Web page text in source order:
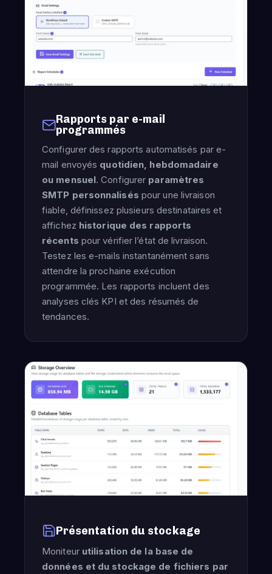
Rapports par e-mail
programmés
Configurer des rapports automatisés par e-
mail envoyés quotidien, hebdomadaire
ou mensuel. Configurer paramètres
SMTP personnalisés pour une livraison
fiable, définissez plusieurs destinataires et
affichez historique des rapports
récents pour vérifier l’état de livraison.
Testez les e-mails instantanément sans
attendre la prochaine exécution
programmée. Les rapports incluent des
analyses clés KPI et des résumés de
tendances.
Présentation du stockage
Moniteur utilisation de la base de
données et du stockage de fichiers par